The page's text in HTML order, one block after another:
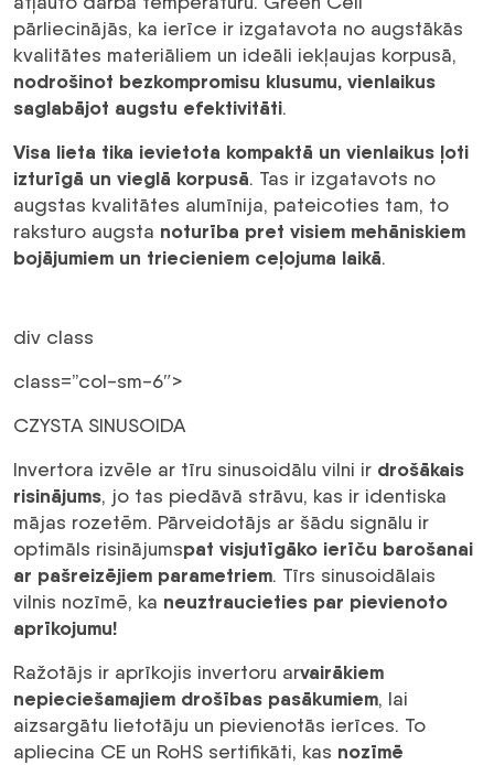
pārliecinājās, ka ierīce ir izgatavota no augstākās
kvalitātes materiāliem un ideāli iekļaujas korpusā,
nodrošinot bezkompromisu klusumu, vienlaikus
saglabājot augstu efektivitāti.
Visa lieta tika ievietota kompaktā un vienlaikus ļoti
izturīgā un vieglā korpusā. Tas ir izgatavots no
augstas kvalitātes alumīnija, pateicoties tam, to
raksturo augsta noturība pret visiem mehāniskiem
bojājumiem un triecieniem ceļojuma laikā.
div class
class=”col-sm-6″>
CZYSTA SINUSOIDA
Invertora izvēle ar tīru sinusoidālu vilni ir drošākais
risinājums, jo tas piedāvā strāvu, kas ir identiska
mājas rozetēm. Pārveidotājs ar šādu signālu ir
optimāls risinājumspat visjutīgāko ierīču barošanai
ar pašreizējiem parametriem. Tīrs sinusoidālais
vilnis nozīmē, ka neuztraucieties par pievienoto
aprīkojumu!
Ražotājs ir aprīkojis invertoru arvairākiem
nepieciešamajiem drošības pasākumiem, lai
aizsargātu lietotāju un pievienotās ierīces. To
apliecina CE un RoHS sertifikāti, kas nozīmē